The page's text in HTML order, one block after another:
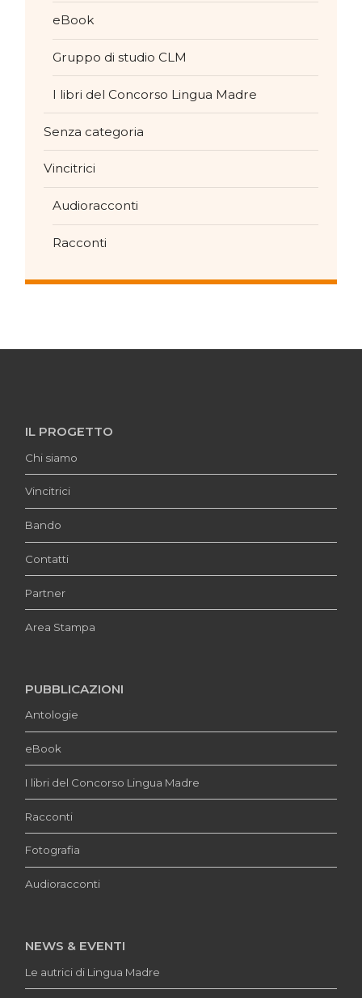
eBook
Gruppo di studio CLM
I libri del Concorso Lingua Madre
Senza categoria
Vincitrici
Audioracconti
Racconti
IL PROGETTO
Chi siamo
Vincitrici
Bando
Contatti
Partner
Area Stampa
PUBBLICAZIONI
Antologie
eBook
I libri del Concorso Lingua Madre
Racconti
Fotografia
Audioracconti
NEWS & EVENTI
Le autrici di Lingua Madre